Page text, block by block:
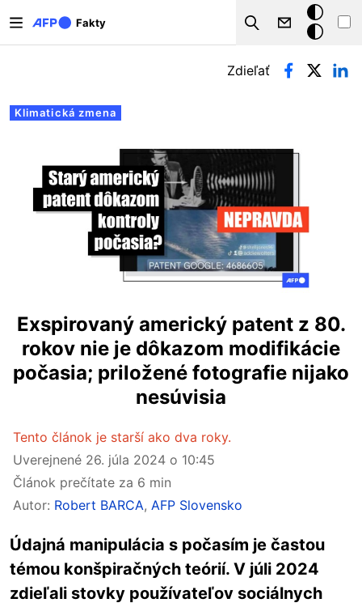
Fakty
Search
Tmavý
režim
Primárne karty
Klimatická zmena
Zdieľať
Exspirovaný americký patent z 80.
rokov nie je dôkazom modifikácie
počasia; priložené fotografie nijako
nesúvisia
Tento článok je starší ako dva roky.
Uverejnené 26. júla 2024 o 10:45
Článok prečítate za 6 min
Autor: Robert BARCA, AFP Slovensko
Údajná manipulácia s počasím je častou
témou konšpiračných teórií. V júli 2024
zdieľali stovky používateľov sociálnych